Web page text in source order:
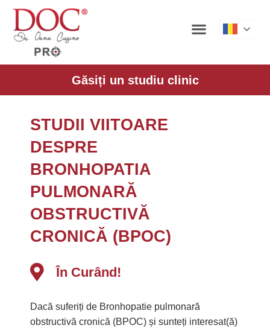
Găsiți un studiu clinic
STUDII VIITOARE
DESPRE
BRONHOPATIA
PULMONARĂ
OBSTRUCTIVĂ
CRONICĂ (BPOC)
În Curând!
Dacă suferiți de Bronhopatie pulmonară
obstructivă cronică (BPOC) și sunteți interesat(ă)